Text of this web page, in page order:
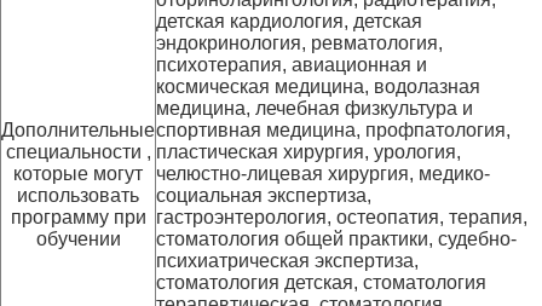
Дополнительные
специальности ,
которые могут
использовать
программу при
обучении
детская кардиология, детская
эндокринология, ревматология,
психотерапия, авиационная и
космическая медицина, водолазная
медицина, лечебная физкультура и
спортивная медицина, профпатология,
пластическая хирургия, урология,
челюстно-лицевая хирургия, медико-
социальная экспертиза,
гастроэнтерология, остеопатия, терапия,
стоматология общей практики, судебно-
психиатрическая экспертиза,
стоматология детская, стоматология